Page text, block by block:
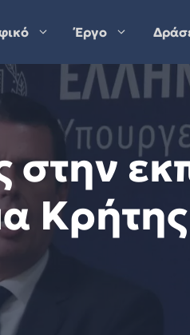
Έργο
στην
Κρήτης